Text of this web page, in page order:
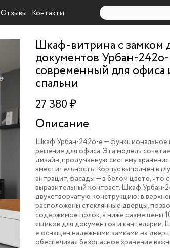
Отзывы Контакты
Шкаф-витрина с замком
документов Урбан-
современный для офиса
спальни
27 380 ₽
Описание
Шкаф Урбан-242o-e — функциональное
решение для офиса. Эта модель
дизайн, продуманную систему
вместительность. Корпус выполнен в
антрацит, фасады — в белом цвете, что
выразительный контраст. Шкаф Урбан-
двухстворчатую конструкцию: в
расположены стеклянные дверцы,
содержимое полок, а ниже размещены
ящиков для документов и канцелярии.
e оснащен надежными замками на
обеспечивая безопасное хранение